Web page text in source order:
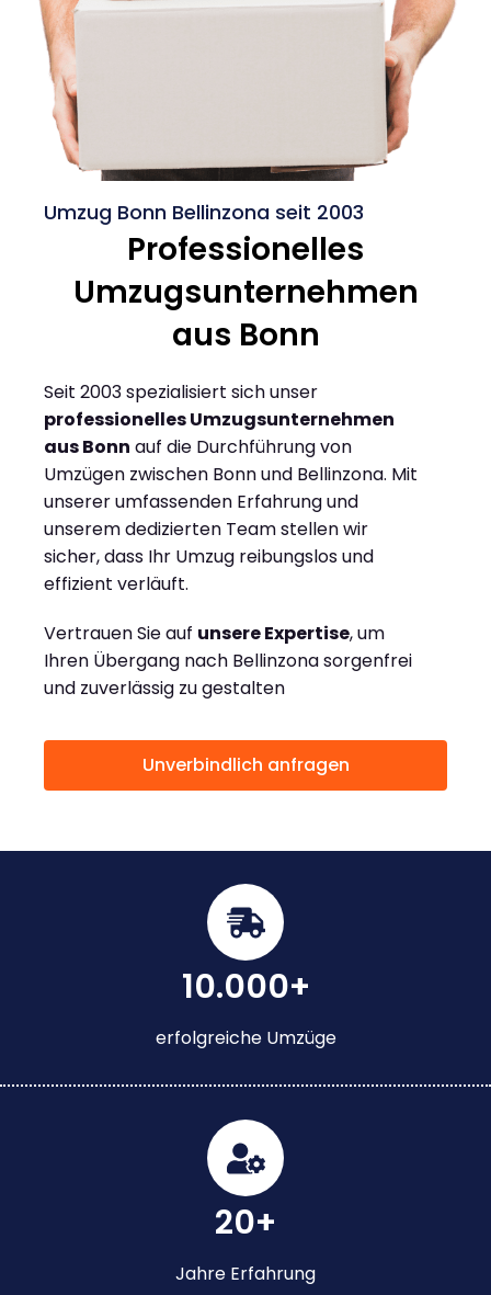
Umzug Bonn Bellinzona seit 2003
Professionelles
Umzugsunternehmen
aus Bonn
Seit 2003 spezialisiert sich unser
professionelles Umzugsunternehmen
aus Bonn auf die Durchführung von
Umzügen zwischen Bonn und Bellinzona. Mit
unserer umfassenden Erfahrung und
unserem dedizierten Team stellen wir
sicher, dass Ihr Umzug reibungslos und
effizient verläuft.
Vertrauen Sie auf unsere Expertise, um
Ihren Übergang nach Bellinzona sorgenfrei
und zuverlässig zu gestalten
Unverbindlich anfragen
10.000+
erfolgreiche Umzüge
20+
Jahre Erfahrung